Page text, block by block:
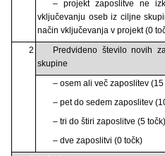
– projekt zaposlitve ne
vključevanju oseb iz ciljne
način vključevanja v projekt (0
2
Predvideno število novih
skupine
– osem ali več zaposlitev (15
– pet do sedem zaposlitev
– tri do štiri zaposlitve (5 točk)
– dve zaposlitvi (0 točk)